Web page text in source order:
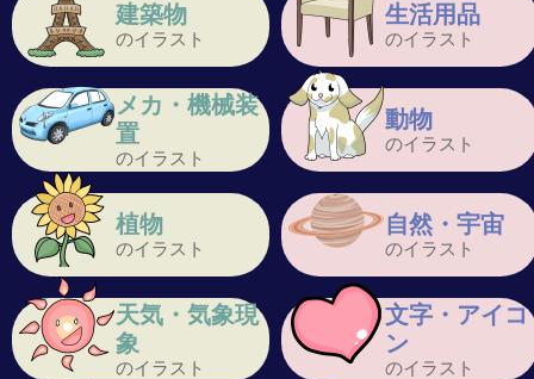
建築物
のイラスト
生活用品
のイラスト
メカ・機械装
置
のイラスト
動物
のイラスト
植物
のイラスト
自然・宇宙
のイラスト
天気・気象現
象
のイラスト
文字・アイコ
ン
のイラスト